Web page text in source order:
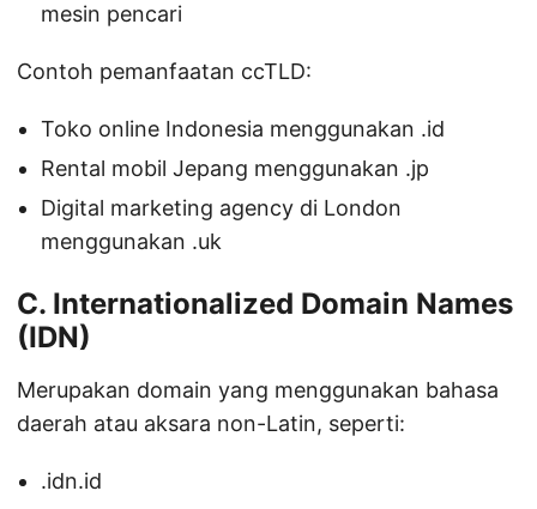
mesin pencari
Contoh pemanfaatan ccTLD:
Toko online Indonesia menggunakan .id
Rental mobil Jepang menggunakan .jp
Digital marketing agency di London
menggunakan .uk
C. Internationalized Domain Names
(IDN)
Merupakan domain yang menggunakan bahasa
daerah atau aksara non-Latin, seperti:
.idn.id